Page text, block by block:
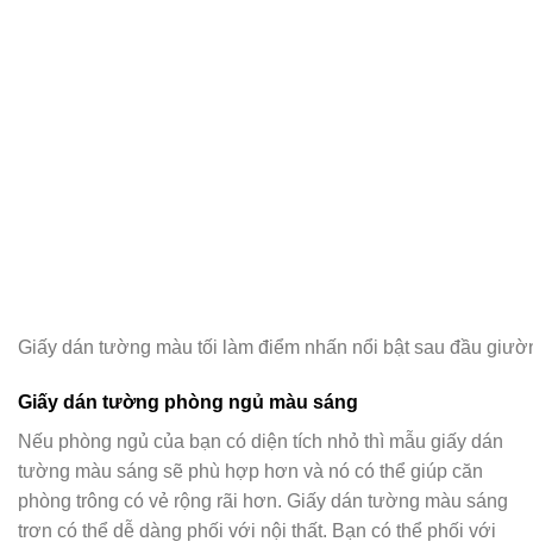
Giấy dán tường màu tối làm điểm nhấn nổi bật sau đầu
Giấy dán tường phòng ngủ màu sáng
Nếu phòng ngủ của bạn có diện tích nhỏ thì mẫu giấy dán
tường màu sáng sẽ phù hợp hơn và nó có thể giúp căn
phòng trông có vẻ rộng rãi hơn. Giấy dán tường màu sáng
trơn có thể dễ dàng phối với nội thất. Bạn có thể phối với